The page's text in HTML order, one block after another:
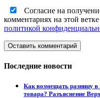
Согласие на
комментариях на этой
политикой
Оставить комментарий
Последние новости
Как возмещать разницу в
товара? Разъяснение